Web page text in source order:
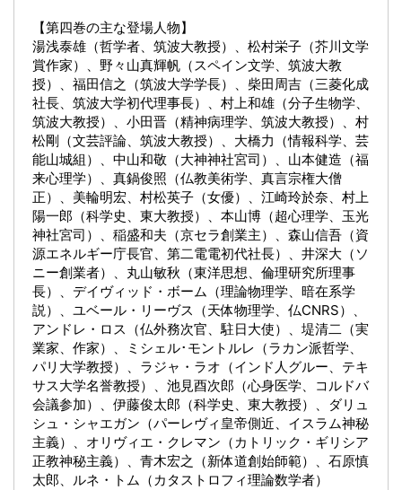
【第四巻の主な登場人物】
湯浅泰雄（哲学者、筑波大教授）、松村栄子（芥川文学
賞作家）、野々山真輝帆（スペイン文学、筑波大教
授）、福田信之（筑波大学学長）、柴田周吉（三菱化成
社長、筑波大学初代理事長）、村上和雄（分子生物学、
筑波大教授）、小田晋（精神病理学、筑波大教授）、村
松剛（文芸評論、筑波大教授）、大橋力（情報科学、芸
能山城組）、中山和敬（大神神社宮司）、山本健造（福
来心理学）、真鍋俊照（仏教美術学、真言宗権大僧
正）、美輪明宏、村松英子（女優）、江崎玲於奈、村上
陽一郎（科学史、東大教授）、本山博（超心理学、玉光
神社宮司）、稲盛和夫（京セラ創業主）、森山信吾（資
源エネルギー庁長官、第二電電初代社長）、井深大（ソ
ニー創業者）、丸山敏秋（東洋思想、倫理研究所理事
長）、デイヴィッド・ボーム（理論物理学、暗在系学
説）、ユベール・リーヴス（天体物理学、仏CNRS）、
アンドレ・ロス（仏外務次官、駐日大使）、堤清二（実
業家、作家）、ミシェル･モントルレ（ラカン派哲学、
パリ大学教授）、ラジャ・ラオ（インド人グルー、テキ
サス大学名誉教授）、池見酉次郎（心身医学、コルドバ
会議参加）、伊藤俊太郎（科学史、東大教授）、ダリュ
シュ・シャエガン（パーレヴィ皇帝側近、イスラム神秘
主義）、オリヴィエ・クレマン（カトリック・ギリシア
正教神秘主義）、青木宏之（新体道創始師範）、石原慎
太郎、ルネ・トム（カタストロフィ理論数学者）